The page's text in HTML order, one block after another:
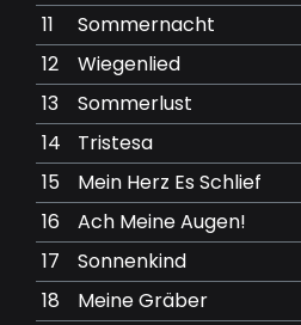
11
Sommernacht
12
Wiegenlied
13
Sommerlust
14
Tristesa
15
Mein Herz Es Schlief
16
Ach Meine Augen!
17
Sonnenkind
18
Meine Gräber